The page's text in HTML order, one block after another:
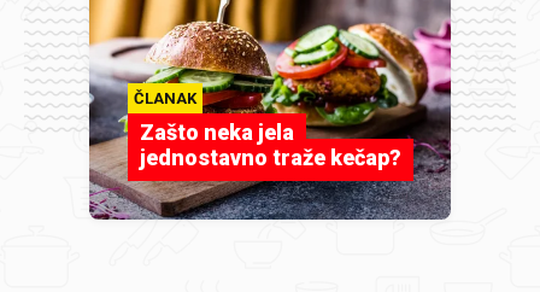
ČLANAK
Zašto neka jela
jednostavno traže kečap?